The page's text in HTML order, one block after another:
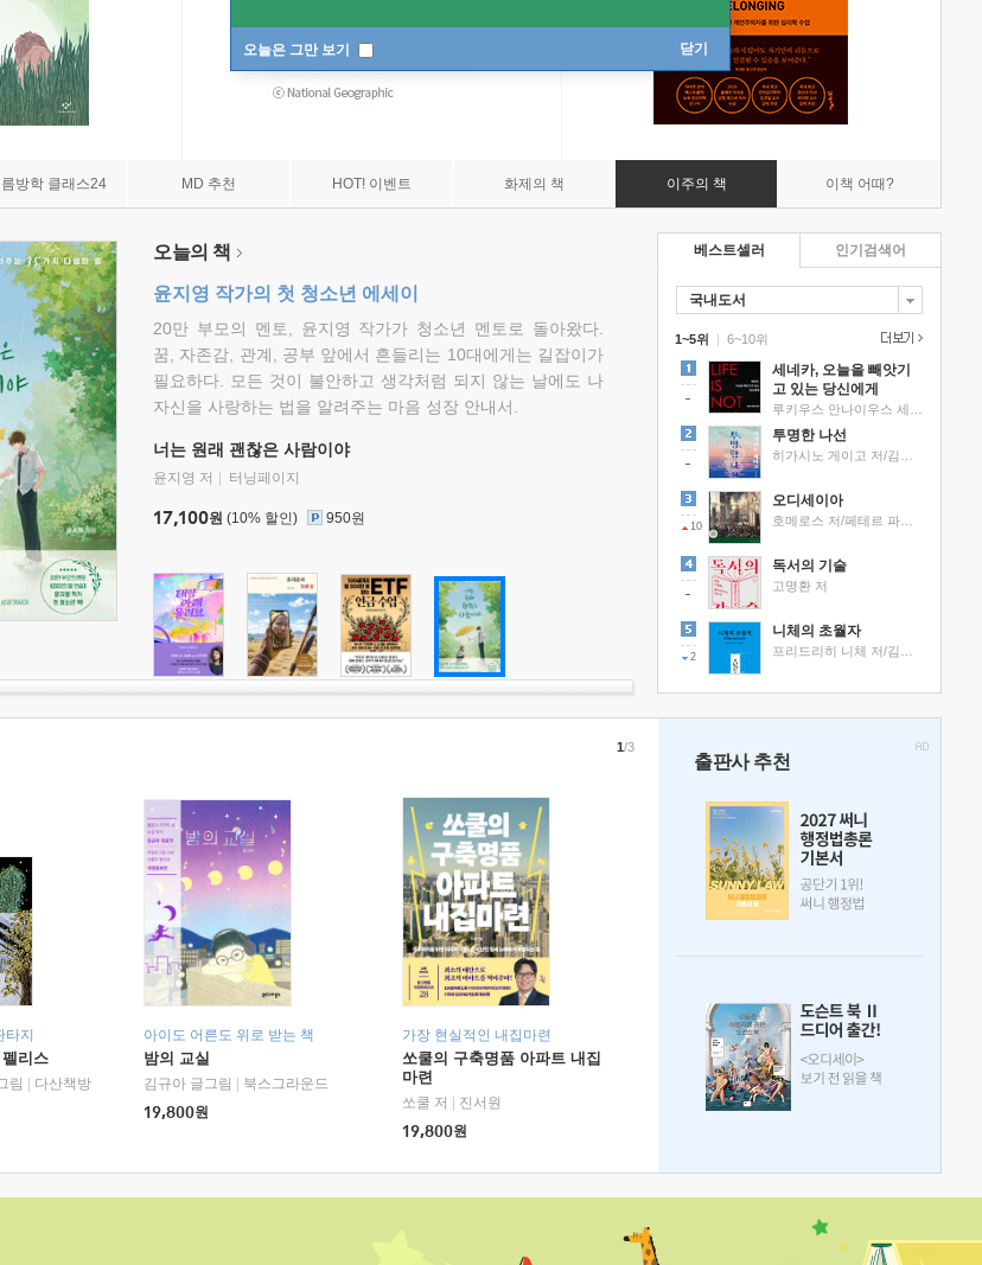
오늘은 그만 보기 닫기
방학 클래스24 MD 추천 HOT! 이벤트 화제의 책 이주의 책 이책 어때?
오늘의 책
윤지영 작가의 첫 청소년 에세이
20만 부모의 멘토, 윤지영 작가가 청소년 멘토로 돌아왔다.
꿈, 자존감, 관계, 공부 앞에서 흔들리는 10대에게는 길잡이가
필요하다. 모든 것이 불안하고 생각처럼 되지 않는 날에도 나
자신을 사랑하는 법을 알려주는 마음 성장 안내서.
너는 원래 괜찮은 사람이야
윤지영 저 터닝페이지
17,100원 (10% 할인) 950원
베스트셀러
국내도서
1~5위 |
세네카, 오늘을 빼앗기
고 있는 당신에게
투명한 나선
10
오디세이아
독서의 기술
고명환 저
2
니체의 초월자
6~10위
인기검색어
지
리스
림
다산책방
아이도 어른도 위로 받는 책
밤의 교실
김규아 글그림
북스그라운드
19,800원
가장 현실적인 내집마련
쏘쿨의 구축명품 아파트 내집
마련
쏘쿨 저
진서원
19,800원
1/3
출판사 추천